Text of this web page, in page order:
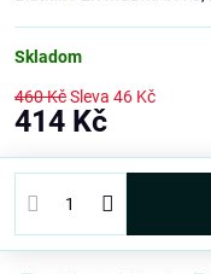
Skladom
460 KčSleva 46 Kč
414 Kč